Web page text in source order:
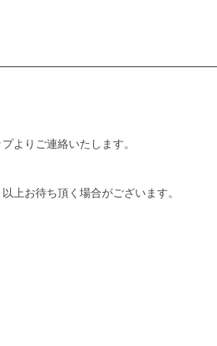
よりご連絡いたします。
上お待ち頂く場合がございます。